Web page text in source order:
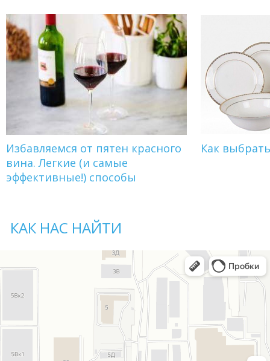
Избавляемся от пятен красного
вина. Легкие (и самые
эффективные!) способы
Как
КАК НАС НАЙТИ